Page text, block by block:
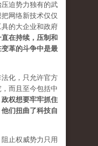
迫势力独有的武
网络新技术仅仅
的大企业和政府
在持续，压制和
革的斗争中是最
化，只允许官方
而且至今包括中
政权想要牢牢抓住
们扭曲了科技自
止权威势力只用